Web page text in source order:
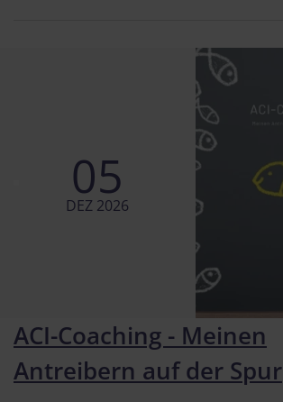
05
DEZ 2026
ACI-Coaching - Meinen
Antreibern auf der Spur